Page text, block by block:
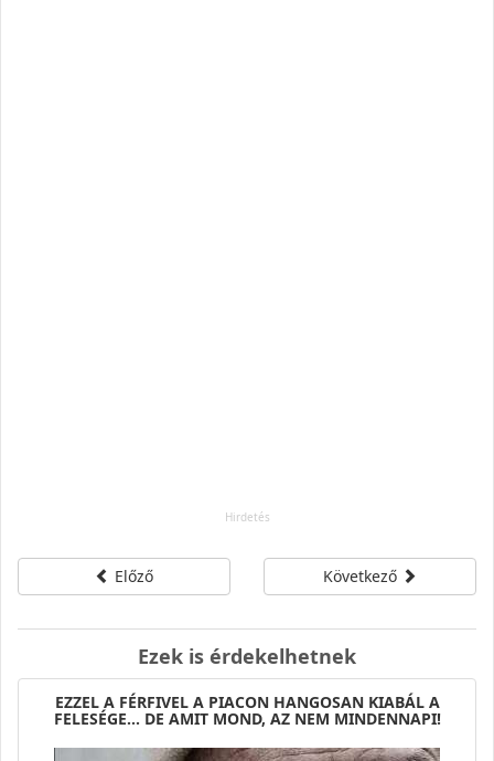
Előző Következő
Ezek is érdekelhetnek
EZZEL A FÉRFIVEL A PIACON HANGOSAN KIABÁL A
FELESÉGE... DE AMIT MOND, AZ NEM MINDENNAPI!